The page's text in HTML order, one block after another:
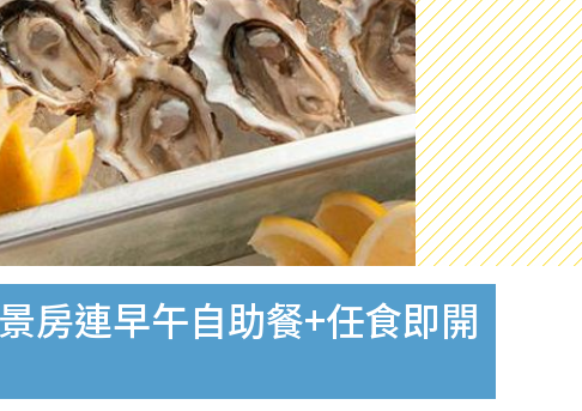
房連早午自助餐+任食即開